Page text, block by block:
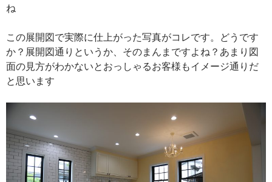
ね
この展開図で実際に仕上がった写真がコレです。どうです
か？展開図通りというか、そのまんまですよね？あまり図
面の見方がわかないとおっしゃるお客様もイメージ通りだ
と思います